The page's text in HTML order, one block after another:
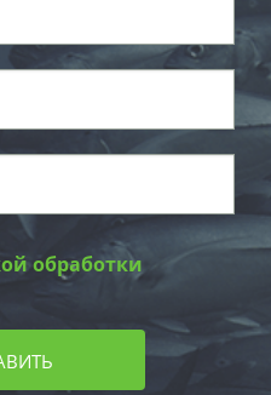
обработки